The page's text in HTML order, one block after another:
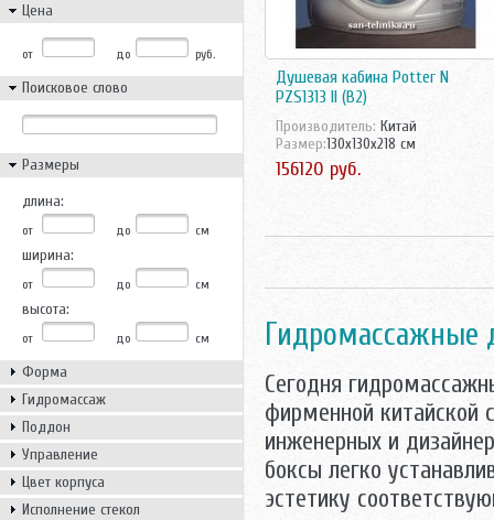
Цена
от до руб.
Поисковое слово
Размеры
длина:
от до см
ширина:
от до см
высота:
от до см
Форма
Гидромассаж
Поддон
Управление
Цвет корпуса
Исполнение стекол
Душевая кабина Potter N
PZS1313 II (B2)
Производитель: Китай
Размер:130x130x218 см
156120 руб.
Сегодня
фирменной китайской
инженерных и
боксы легко
эстетику